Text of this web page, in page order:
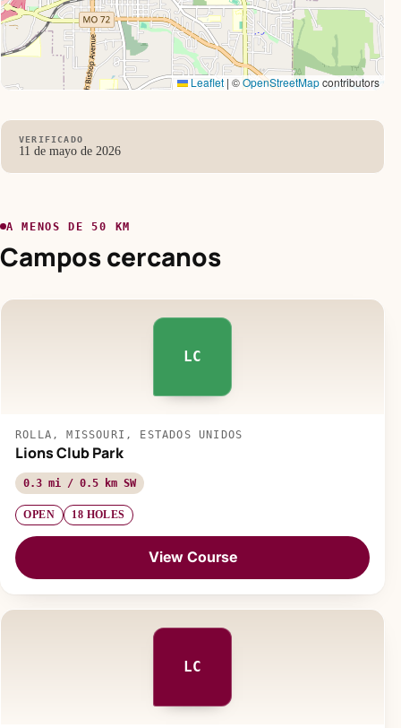
Leaflet | ©OpenStreetMapcontributors
VERIFICADO
11 de mayo de 2026
A MENOS DE 50 KM
Campos cercanos
LC
ROLLA, MISSOURI, ESTADOS UNIDOS
Lions Club Park
0.3 mi / 0.5 km SW
OPEN 18 HOLES
View Course
LC